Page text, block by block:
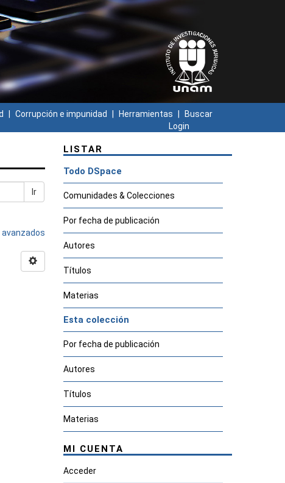
Corrupción e impunidad Herramientas
Buscar
Login
Ir
LISTAR
Todo DSpace
Comunidades & Colecciones
Por fecha de publicación
Autores
Títulos
Materias
Esta colección
Por fecha de publicación
Autores
Títulos
Materias
MI CUENTA
Acceder